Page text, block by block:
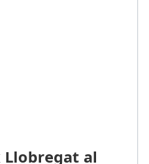
Llobregat al